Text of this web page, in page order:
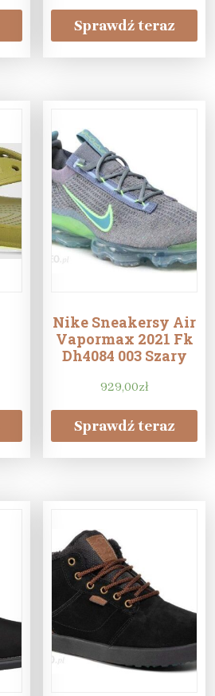
Sprawdź teraz
Nike Sneakersy Air
Vapormax 2021 Fk
Dh4084 003 Szary
929,00zł
Sprawdź teraz